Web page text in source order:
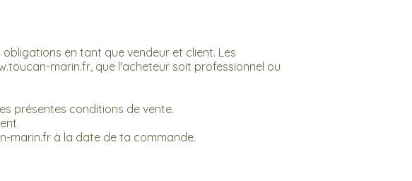
en tant que vendeur et client. Les
marin.fr, que l'acheteur soit professionnel ou
présentes conditions de vente.
marin.fr à la date de ta commande.